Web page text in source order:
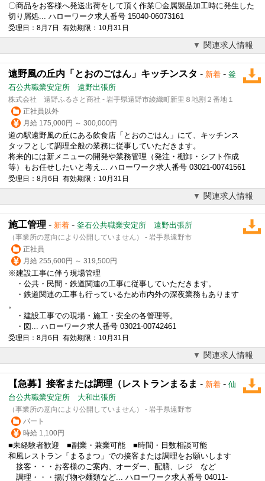
〇商品をお客様へ発送出荷をして頂く作業〇金属製品加工時に発生した
切り屑処... ハローワーク求人番号 15040-06073161
受理日：8月7日 有効期限：10月31日
関連求人情報
遠野風の丘内「とおのごはん」キッチンスタ - 新着 - 釜
石公共職業安定所 遠野出張所
株式会社 遠野ふるさと商社 - 岩手県遠野市綾織町新里８地割２番地１
正社員以外
月給 175,000円 ～ 300,000円
道の駅遠野風の丘にある飲食店「とおのごはん」にて、キッチンス
タッフとして調理全般の業務に従事していただきます。
将来的には新メニューの開発や業務管理（発注・棚卸・シフト作成
等）もお任せしたいと考え... ハローワーク求人番号 03021-00741561
受理日：8月6日 有効期限：10月31日
関連求人情報
施工管理 - 新着 - 釜石公共職業安定所 遠野出張所
（事業所の意向により公開していません） - 岩手県遠野市
正社員
月給 255,600円 ～ 319,500円
※建設工事に伴う現場管理
・公共・民間・鉄道関連の工事に従事していただきます。
・鉄道関連の工事も行っているため市内外の深夜業務もあります
。
・建設工事での現場・施工・安全の各管理等。
・図... ハローワーク求人番号 03021-00742461
受理日：8月6日 有効期限：10月31日
関連求人情報
【急募】接客または調理（レストランまるま - 新着 - 仙
台公共職業安定所 大和出張所
（事業所の意向により公開していません） - 岩手県遠野市
パート
時給 1,100円
■未経験者歓迎 ■副業・兼業可能 ■時間・日数相談可能
和風レストラン「まるまつ」での接客または調理をお願いします
接客・・・お客様のご案内、オーダー、配膳、レジ など
調理・・・揚げ物や麺類など... ハローワーク求人番号 04011-